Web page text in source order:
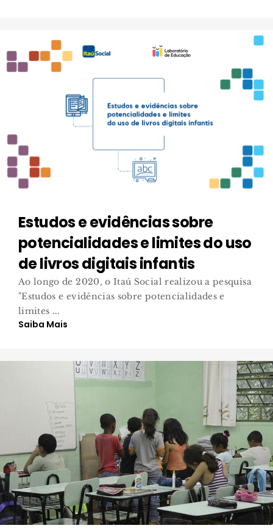
Estudos e evidências sobre
potencialidades e limites do uso
de livros digitais infantis
Ao longo de 2020, o Itaú Social realizou a pesquisa
"Estudos e evidências sobre potencialidades e
limites ...
Saiba Mais